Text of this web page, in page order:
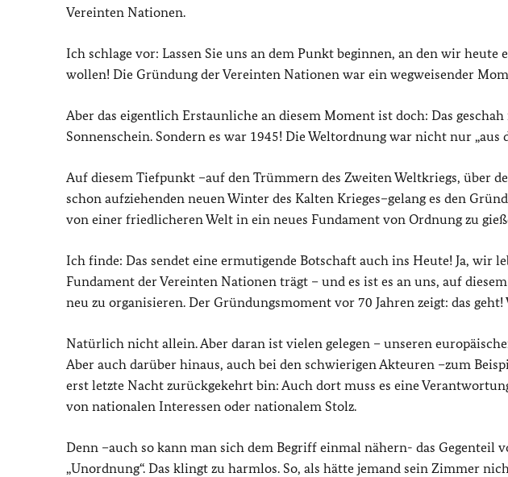
Vereinten Nationen.
Ich schlage vor: Lassen Sie uns an dem Punkt beginnen, an den wir
wollen! Die Gründung der Vereinten Nationen war ein wegweisender
Aber das eigentlich Erstaunliche an diesem Moment ist doch: Das
Sonnenschein. Sondern es war 1945! Die Weltordnung war nicht nur „aus
Auf diesem Tiefpunkt –auf den Trümmern des Zweiten Weltkriegs, über
schon aufziehenden neuen Winter des Kalten Krieges–gelang es den
von einer friedlicheren Welt in ein neues Fundament von Ordnung zu
Ich finde: Das sendet eine ermutigende Botschaft auch ins Heute! Ja, wir
Fundament der Vereinten Nationen trägt – und es ist es an uns, auf
neu zu organisieren. Der Gründungsmoment vor 70 Jahren zeigt: das
Natürlich nicht allein. Aber daran ist vielen gelegen – unseren
Aber auch darüber hinaus, auch bei den schwierigen Akteuren –zum
erst letzte Nacht zurückgekehrt bin: Auch dort muss es eine
von nationalen Interessen oder nationalem Stolz.
Denn –auch so kann man sich dem Begriff einmal nähern- das Gegenteil
„Unordnung“. Das klingt zu harmlos. So, als hätte jemand sein Zimmer